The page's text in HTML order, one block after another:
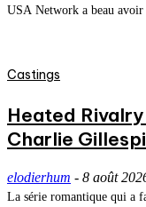
USA Network a beau avoir
Castings
Heated
Charlie
elodierhum - 8 août
La série romantique qui a